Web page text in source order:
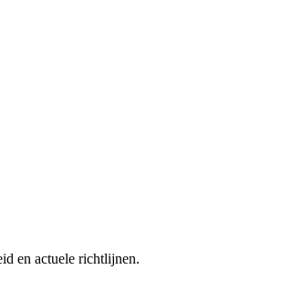
en actuele richtlijnen.